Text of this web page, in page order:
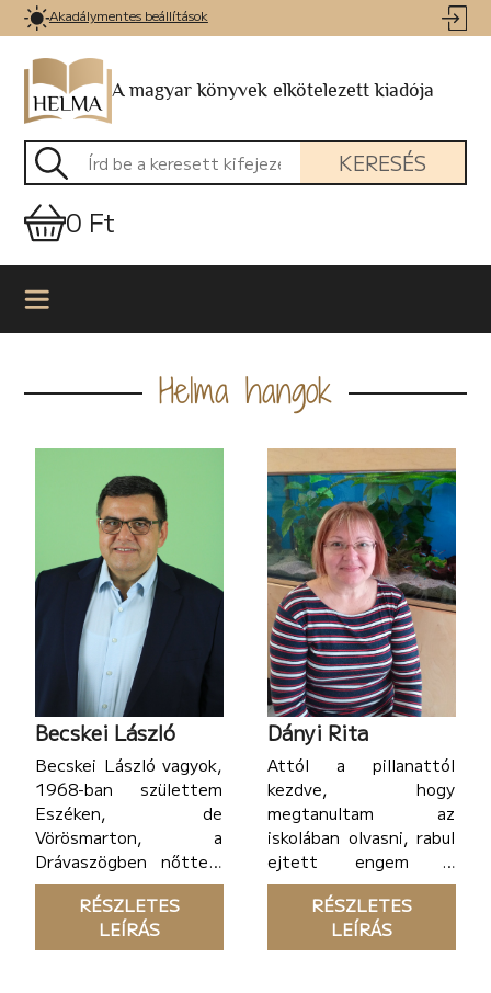
Akadálymentes beállítások
A magyar könyvek elkötelezett kiadója
KERESÉS
0 Ft
Helma hangok
Becskei László
Becskei László vagyok,
1968-ban születtem
Eszéken, de
Vörösmarton, a
Drávaszögben nőttem
fel, és 1988 óta
aktívan foglalkozom
nagy értékű termékek –
főleg nagy értékű
RÉSZLETES
LEÍRÁS
Dányi Rita
Attól a pillanattól
kezdve, hogy
megtanultam az
iskolában olvasni, rabul
ejtett engem a
könyvek világa. Életre
keltek bennem a
mesék, a történetek,
különböző hangokon
RÉSZLETES
LEÍRÁS